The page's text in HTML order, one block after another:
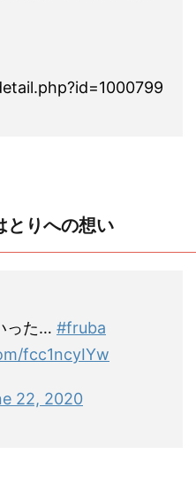
とりへの想い
った… #fruba
fcc1ncyIYw
22, 2020